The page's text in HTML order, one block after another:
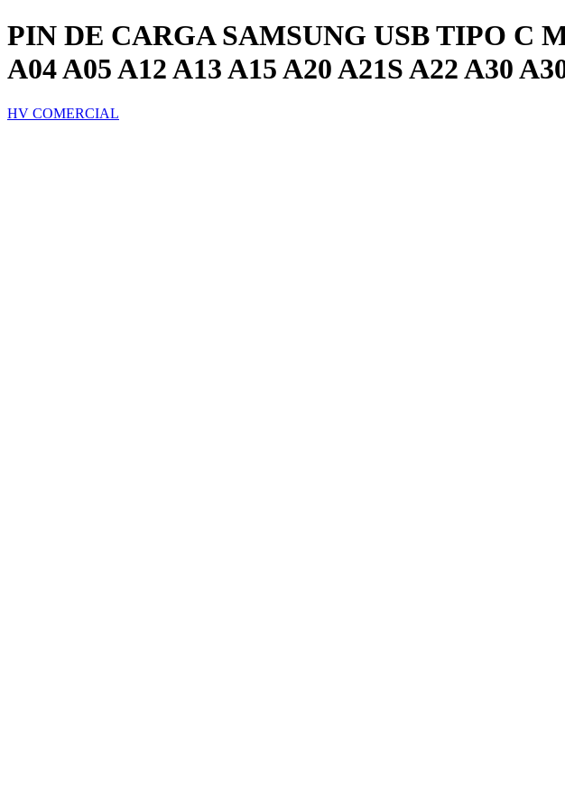
PIN DE CARGA SAMSUNG USB TIPO C
A04 A05 A12 A13 A15 A20 A21S A22 A30
HV COMERCIAL